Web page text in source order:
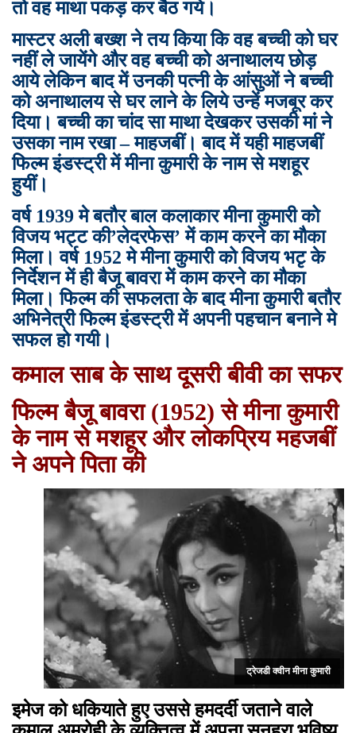
तो वह माथा पकड़ कर बैठ गये।
मास्टर अली बख्श ने तय किया कि वह बच्ची को घर
नहीं ले जायेंगे और वह बच्ची को अनाथालय छोड़
आये लेकिन बाद में उनकी पत्नी के आंसुओं ने बच्ची
को अनाथालय से घर लाने के लिये उन्हें मजबूर कर
दिया। बच्ची का चांद सा माथा देखकर उसकी मां ने
उसका नाम रखा – माहजबीं। बाद में यही माहजबीं
फिल्म इंडस्ट्री में मीना कुमारी के नाम से मशहूर
हुयीं।
वर्ष 1939 मे बतौर बाल कलाकार मीना कुमारी को
विजय भट्ट की’लेदरफेस’ में काम करने का मौका
मिला। वर्ष 1952 मे मीना कुमारी को विजय भटृ के
निर्देशन में ही बैजू बावरा में काम करने का मौका
मिला। फिल्म की सफलता के बाद मीना कुमारी बतौर
अभिनेत्री फिल्म इंडस्ट्री में अपनी पहचान बनाने मे
सफल हो गयी।
कमाल साब के साथ दूसरी बीवी का सफर
फिल्म बैजू बावरा (1952) से मीना कुमारी
के नाम से मशहूर और लोकप्रिय महजबीं
ने अपने पिता की
ट्रेजडी क्वीन मीना कुमारी
इमेज को धकियाते हुए उससे हमदर्दी जताने वाले